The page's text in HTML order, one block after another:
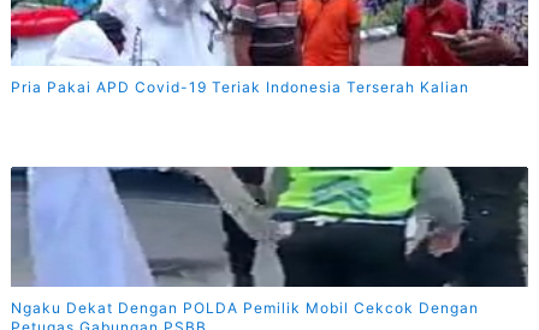
Pria Pakai APD Covid-19 Teriak Indonesia Terserah Kalian
Ngaku Dekat Dengan POLDA Pemilik Mobil Cekcok Dengan